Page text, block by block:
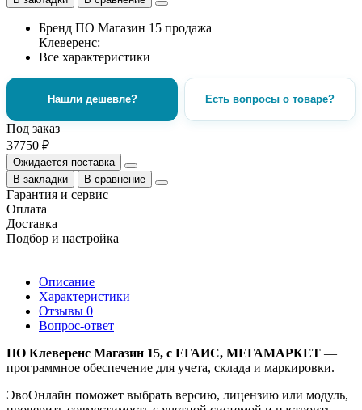
Бренд ПО Магазин 15 продажа
Клеверенс:
Все характеристики
Нашли дешевле? Есть вопросы о товаре?
Под заказ
37750 ₽
Ожидается поставка
В закладки
В сравнение
Гарантия и сервис
Оплата
Доставка
Подбор и настройка
Описание
Характеристики
Отзывы 0
Вопрос-ответ
ПО Клеверенс Магазин 15, с ЕГАИС, МЕГАМАРКЕТ —
программное обеспечение для учета, склада и маркировки.
ЭвоОнлайн поможет выбрать версию, лицензию или модуль,